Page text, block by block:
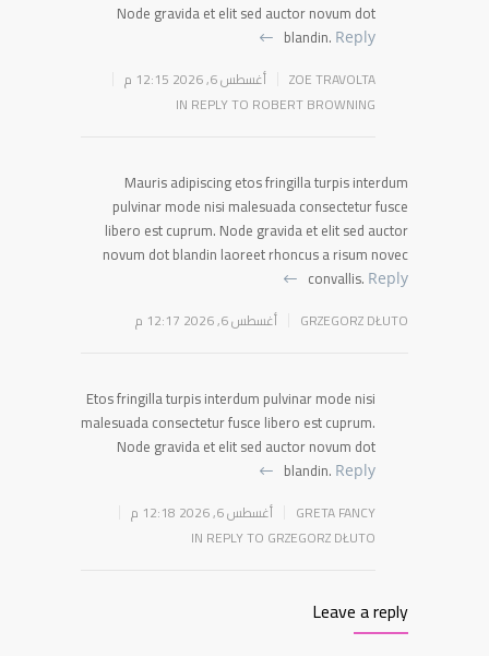
Node gravida et elit sed auctor novum dot
blandin. Reply
ZOE TRAVOLTA
أغسطس 6, 2026 12:15 م
IN REPLY TO ROBERT BROWNING
Mauris adipiscing etos fringilla turpis interdum
pulvinar mode nisi malesuada consectetur fusce
libero est cuprum. Node gravida et elit sed auctor
novum dot blandin laoreet rhoncus a risum novec
convallis. Reply
GRZEGORZ DŁUTO أغسطس 6, 2026 12:17 م
Etos fringilla turpis interdum pulvinar mode nisi
malesuada consectetur fusce libero est cuprum.
Node gravida et elit sed auctor novum dot
blandin. Reply
GRETA FANCY
أغسطس 6, 2026 12:18 م
IN REPLY TO GRZEGORZ DŁUTO
Leave a reply